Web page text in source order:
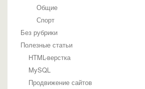
Общие
Спорт
Без рубрики
Полезные статьи
HTML-верстка
MySQL
Продвижение сайтов